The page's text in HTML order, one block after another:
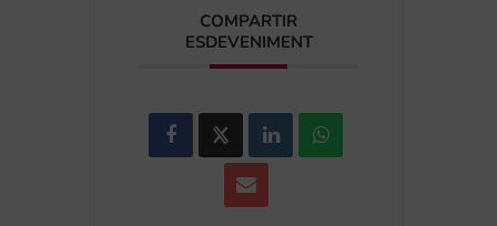
COMPARTIR
ESDEVENIMENT